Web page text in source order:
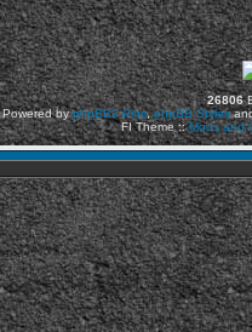
26806
Powered byphpBB2 Plus,phpBB Styles
FI Theme ::Mods and